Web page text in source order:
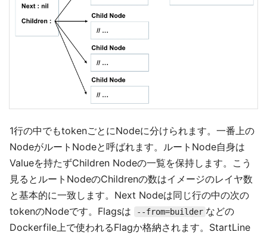
1行の中でもtokenごとにNodeに分けられます。一番上の
NodeがルートNodeと呼ばれます。ルートNode自身は
Valueを持たずChildren Nodeの一覧を保持します。こう
見るとルートNodeのChildrenの数はイメージのレイヤ数
と基本的に一致します。Next Nodeは同じ行の中の次の
tokenのNodeです。Flagsは
--from=builder などの
Dockerfile上で使われるFlagか格納されます。StartLine